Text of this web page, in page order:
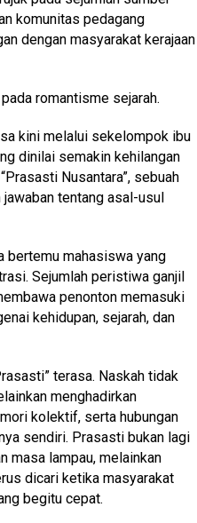
komunitas pedagang
dengan masyarakat kerajaan
romantisme sejarah.
kini melalui sekelompok ibu
dinilai semakin kehilangan
Nusantara”, sebuah
tentang asal-usul
bertemu mahasiswa yang
Sejumlah peristiwa ganjil
penonton memasuki
kehidupan, sejarah, dan
terasa. Naskah tidak
menghadirkan
kolektif, serta hubungan
sendiri. Prasasti bukan lagi
masa lampau, melainkan
dicari ketika masyarakat
begitu cepat.